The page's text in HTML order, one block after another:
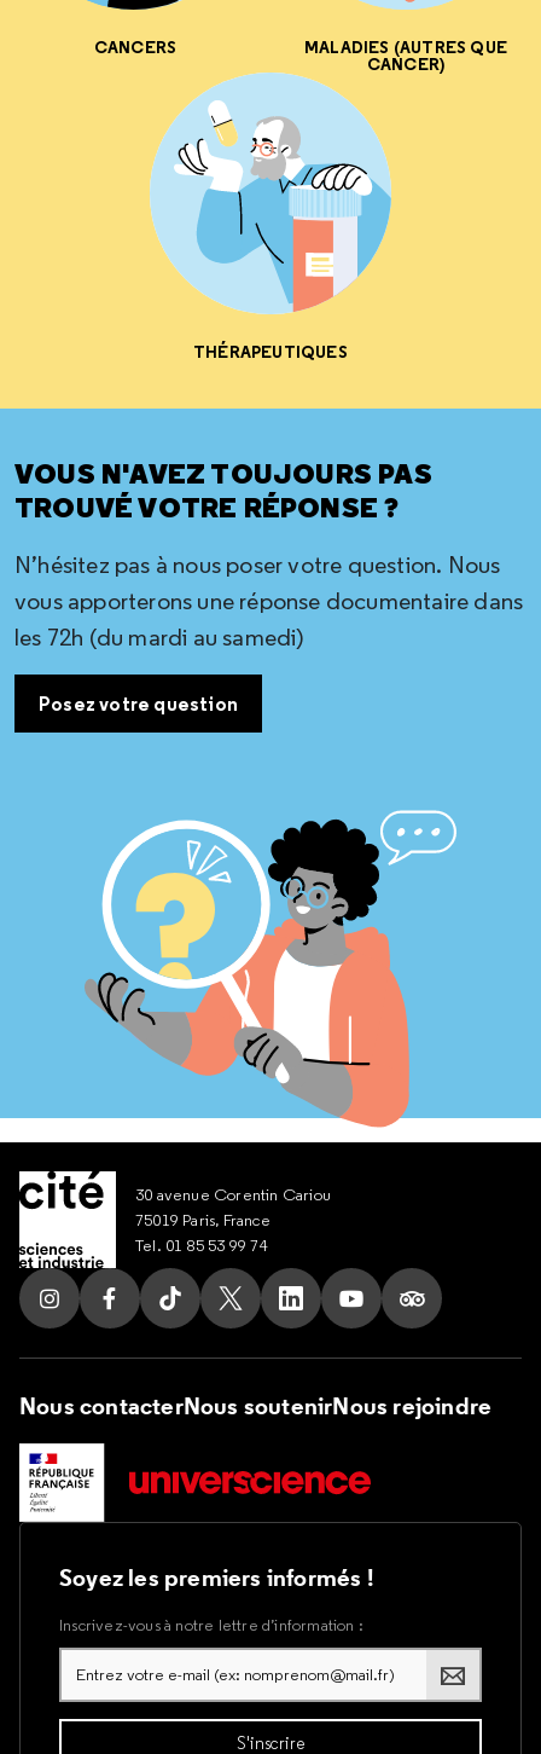
CANCERS MALADIES (AUTRES QUE
CANCER)
THÉRAPEUTIQUES
VOUS N'AVEZ TOUJOURS PAS
TROUVÉ VOTRE RÉPONSE ?
N’hésitez pas à nous poser votre question. Nous
vous apporterons une réponse documentaire dans
les 72h (du mardi au samedi)
Posez votre question
30 avenue Corentin Cariou
75019 Paris, France
Tel. 01 85 53 99 74
Suivez nous sur Instagram
Suivez nous sur Facebook
Suivez nous sur Tik Tok
Suivez nous sur X
Suivez nous sur LinkedIn
Suivez nous sur
Suivez nous
Nous contacterNous soutenirNous rejoindre
Soyez les premiers informés !
Inscrivez-vous à notre lettre d’information :